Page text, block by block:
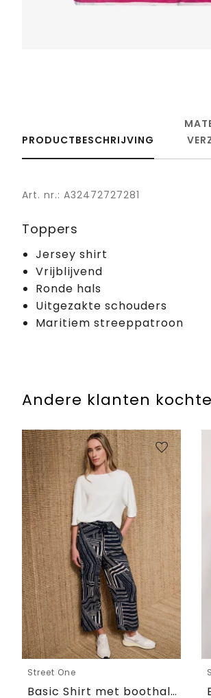
PRODUCTBESCHRIJVING
Art. nr.: A32472727281
Toppers
Jersey shirt
Vrijblijvend
Ronde hals
Uitgezakte schouders
Maritiem streeppatroon
Andere klanten
Street One
Basic Shirt met boothals en elastische zoom